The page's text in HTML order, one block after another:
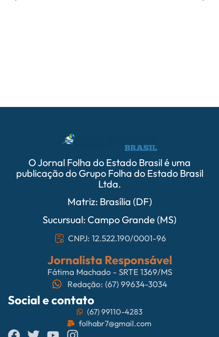
O Jornal Folha do Estado Brasil é uma
publicação do Grupo Folha do Estado Brasil
Ltda.
Matriz: Brasília (DF)
Sucursual: Campo Grande (MS)
CNPJ: 12.522.190/0001-96
Jornalista Responsável
Fátima Machado - SRTE 1369/MS
Redação: (67) 99634-3034
Social e contato
(67) 99110-4283
folhabr7@gmail.com